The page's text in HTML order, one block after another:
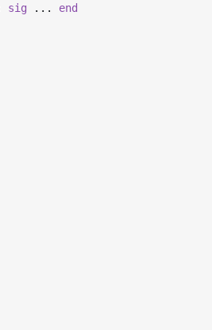
sig ... end